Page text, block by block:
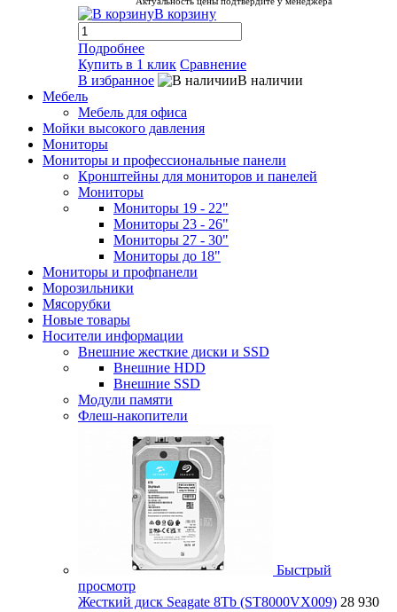
В корзину
Подробнее
Купить в 1 клик Сравнение
В избранное
В наличии
Мебель
Мебель для офиса
Мойки высокого давления
Мониторы
Мониторы и профессиональные панели
Кронштейны для мониторов и панелей
Мониторы
Мониторы 19 - 22"
Мониторы 23 - 26"
Мониторы 27 - 30"
Мониторы до 18"
Мониторы и профпанели
Морозильники
Мясорубки
Новые товары
Носители информации
Внешние жесткие диски и SSD
Внешние HDD
Внешние SSD
Модули памяти
Флеш-накопители
Быстрый
просмотр
Жесткий диск Seagate 8Tb (ST8000VX009) 28 930